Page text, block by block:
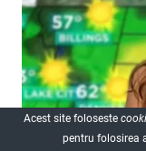
Acest site foloseste
pentru folosirea